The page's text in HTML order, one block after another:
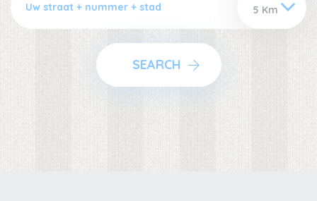
SEARCH